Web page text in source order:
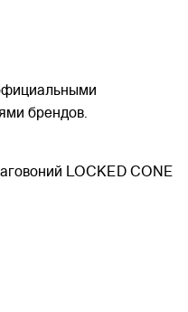
брендов.
LOCKED CONE